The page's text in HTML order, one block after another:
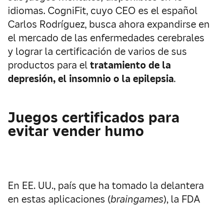
idiomas. CogniFit, cuyo CEO es el español
Carlos Rodríguez, busca ahora expandirse en
el mercado de las enfermedades cerebrales
y lograr la certificación de varios de sus
productos para eltratamiento de la
depresión, el insomnio o la epilepsia.
Juegos certificados para
evitar vender humo
En EE. UU., país que ha tomado la delantera
en estas aplicaciones (braingames), la FDA